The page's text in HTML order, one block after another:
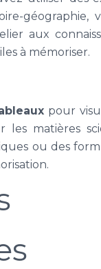
géographie,
aux
à mémoriser.
pour
les matières
ou des